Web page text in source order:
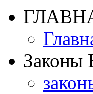
Законы